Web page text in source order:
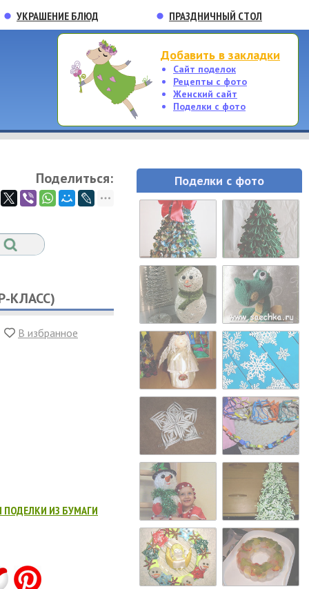
УКРАШЕНИЕ БЛЮД ПРАЗДНИЧНЫЙ СТОЛ
Добавить в закладки
Сайт поделок
Рецепты с фото
Женский сайт
Поделки с фото
Поделиться:
КЛАСС)
В избранное
ПОДЕЛКИ ИЗ БУМАГИ
Поделки с фото